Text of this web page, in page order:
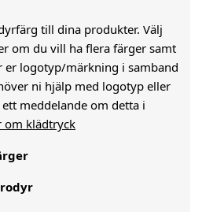
till dina produkter. Välj
om du vill ha flera färger samt
er logotyp/märkning i samband
ni hjälp med logotyp eller
meddelande om detta i
om klädtryck